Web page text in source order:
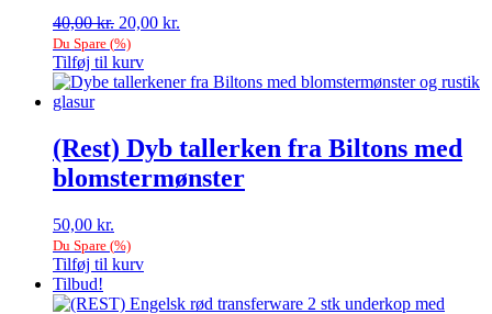
40,00kr. Den
oprindelige
pris
var:
20,00 kr.
er:
Du Spare (%)
Tilføj til kurv
(Rest) Dyb tallerken fra Biltons med
blomstermønster
50,00 kr.
Du Spare (%)
Tilføj til kurv
Tilbud!